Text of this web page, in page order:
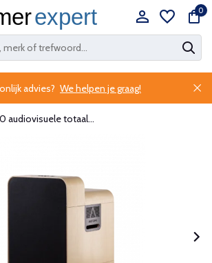
0
advies? We helpen je graag!
audiovisuele totaal...